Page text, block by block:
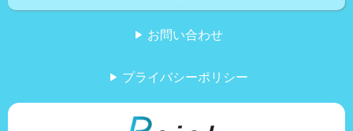
お問い合わせ
プライバシーポリシー